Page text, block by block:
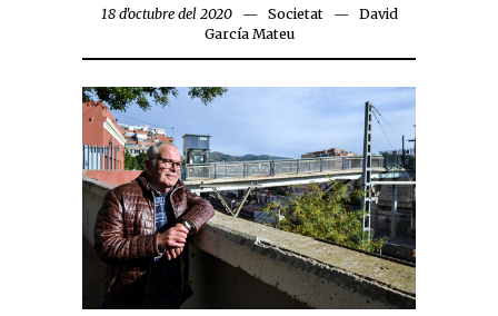
18 d'octubre del 2020 Societat
David
García Mateu